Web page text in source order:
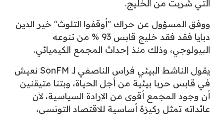
التي شربت من الخليج.
ووفق المسؤول عن حراك "أوقفوا التلوث" خير الدين
دبايا فقد فقد خليج قابس 93 % من تنوعه
البيولوجي، وذلك منذ إحداث المجمع الكيميائي.
يقول الناشط البيئي فراس الناصفي لـ SonFM نعيش
في قابس حربا بيئية من أجل الحياة، وبتنا متيقنين
أن وجود المجمع أقوى من الإرادة السياسية، لأن
عائداته تمثل ركيزة أساسية للاقتصاد التونسي،